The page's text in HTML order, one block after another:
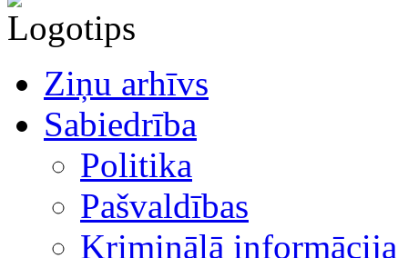
Ziņu arhīvs
Sabiedrība
Politika
Pašvaldības
Kriminālā informācija